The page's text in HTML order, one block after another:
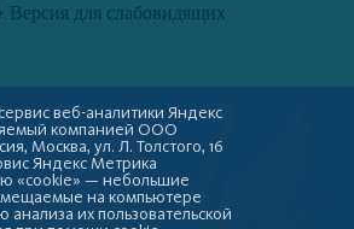
Версия для слабовидящих
веб-аналитики Яндекс
компанией ООО
Москва, ул. Л. Толстого, 16
Яндекс Метрика
«cookie» — небольшие
на компьютере
анализа их пользовательской